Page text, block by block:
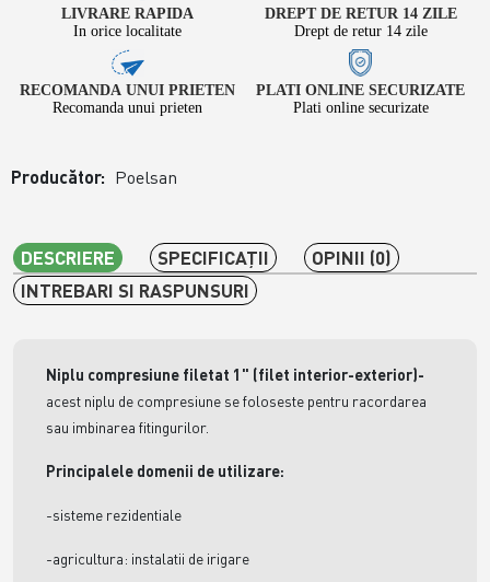
LIVRARE RAPIDA
In orice localitate
DREPT DE RETUR 14 ZILE
Drept de retur 14 zile
RECOMANDA UNUI PRIETEN
Recomanda unui prieten
PLATI ONLINE SECURIZATE
Plati online securizate
Producător: Poelsan
DESCRIERE SPECIFICAŢII
OPINII (0)
INTREBARI SI RASPUNSURI
Niplu compresiune filetat 1" (filet interior-exterior)-
acest niplu de compresiune se foloseste pentru racordarea
sau imbinarea fitingurilor.
Principalele domenii de utilizare:
-sisteme rezidentiale
-agricultura: instalatii de irigare